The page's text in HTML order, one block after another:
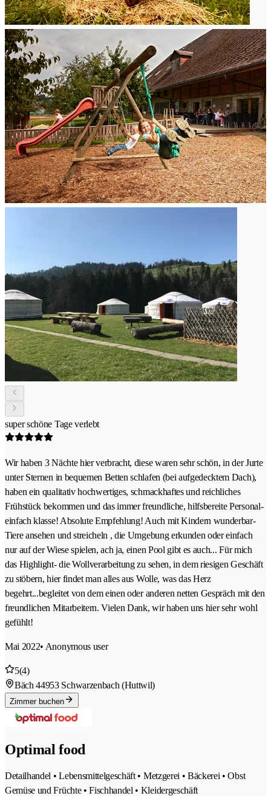
super schöne Tage verlebt
Wir haben 3 Nächte hier verbracht, diese waren sehr schön, in der Jurte
unter Sternen in bequemen Betten schlafen (bei aufgedecktem Dach),
haben ein qualitativ hochwertiges, schmackhaftes und reichliches
Frühstück bekommen und das immer freundliche, hilfsbereite Personal-
einfach klasse! Absolute Empfehlung! Auch mit Kindern wunderbar-
Tiere ansehen und streicheln , die Umgebung erkunden oder einfach
nur auf der Wiese spielen, ach ja, einen Pool gibt es auch... Für mich
das Highlight- die Wollverarbeitung zu sehen, in dem riesigen Geschäft
zu stöbern, hier findet man alles aus Wolle, was das Herz
begehrt...begleitet von dem einen oder anderen netten Gespräch mit den
freundlichen Mitarbeitern. Vielen Dank, wir haben uns hier sehr wohl
gefühlt!
Mai 2022• Anonymous user
5(4)
Bäch 44953 Schwarzenbach (Huttwil)
Zimmer buchen
Optimal food
Detailhandel • Lebensmittelgeschäft • Metzgerei • Bäckerei • Obst
Gemüse und Früchte • Fischhandel • Kleidergeschäft